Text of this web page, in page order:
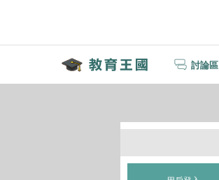
討論區